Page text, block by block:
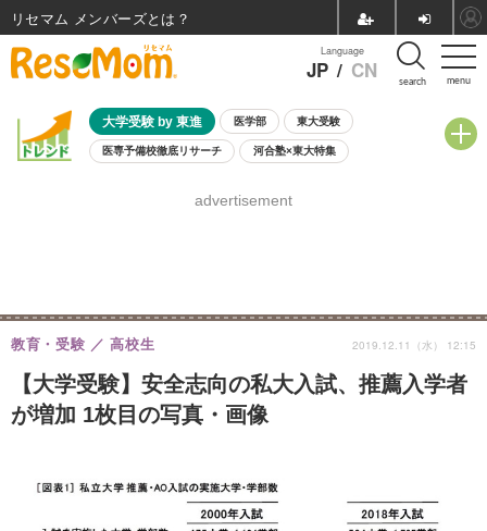
menu
Language
JP / CN search
大学受験 by 東進 医学部 東大受験
医専予備校徹底リサーチ 河合塾×東大特集
8月開催学校説明会・相談会
advertisement
【大学受験】安全志向の私大入試、推薦入学者
が増加 1枚目の写真・画像
教育・受験 高校生 2019.12.11（水） 12:15
リセマム メンバーズ